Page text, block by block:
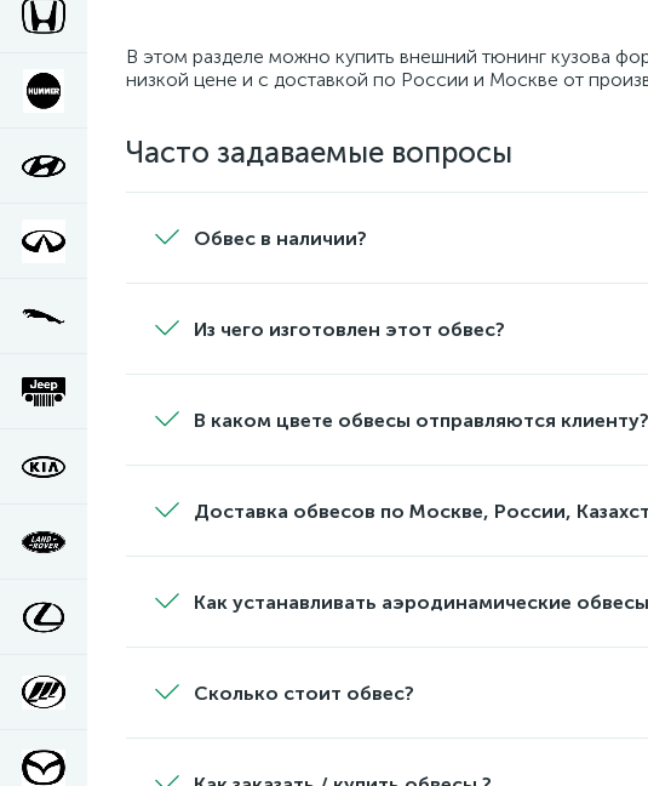
В этом разделе можно купить внешний тюнинг кузова
низкой цене и с доставкой по России и Москве от
Часто задаваемые вопросы
Обвес в наличии?
Из чего изготовлен этот обвес?
В каком цвете обвесы отправляются клиенту?
Доставка обвесов по Москве, России,
Как устанавливать аэродинамические
Сколько стоит обвес?